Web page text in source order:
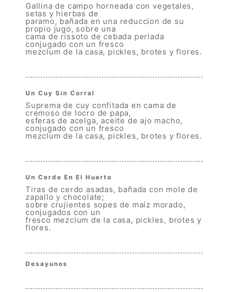
Gallina de campo horneada con vegetales,
setas y hierbas de
paramo, bañada en una reduccion de su
propio jugo, sobre una
cama de rissoto de cebada perlada
conjugado con un fresco
mezclum de la casa, pickles, brotes y flores.
Un Cuy Sin Corral
Suprema de cuy confitada en cama de
cremoso de locro de papa,
esferas de acelga, aceite de ajo macho,
conjugado con un fresco
mezclum de la casa, pickles, brotes y flores.
Un Cerdo En El Huerto
Tiras de cerdo asadas, bañada con mole de
zapallo y chocolate;
sobre crujientes sopes de maíz morado,
conjugados con un
fresco mezclum de la casa, pickles, brotes y
flores.
Desayunos